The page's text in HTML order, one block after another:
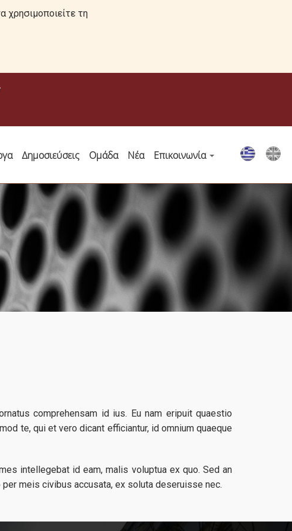
χρησιμοποιείτε τη
Δημοσιεύσεις Ομάδα Νέα Επικοινωνία
comprehensam id ius. Eu nam eripuit quaestio
te, qui et vero dicant efficiantur, id omnium quaeque
intellegebat id eam, malis voluptua ex quo. Sed an
meis civibus accusata, ex soluta deseruisse nec.